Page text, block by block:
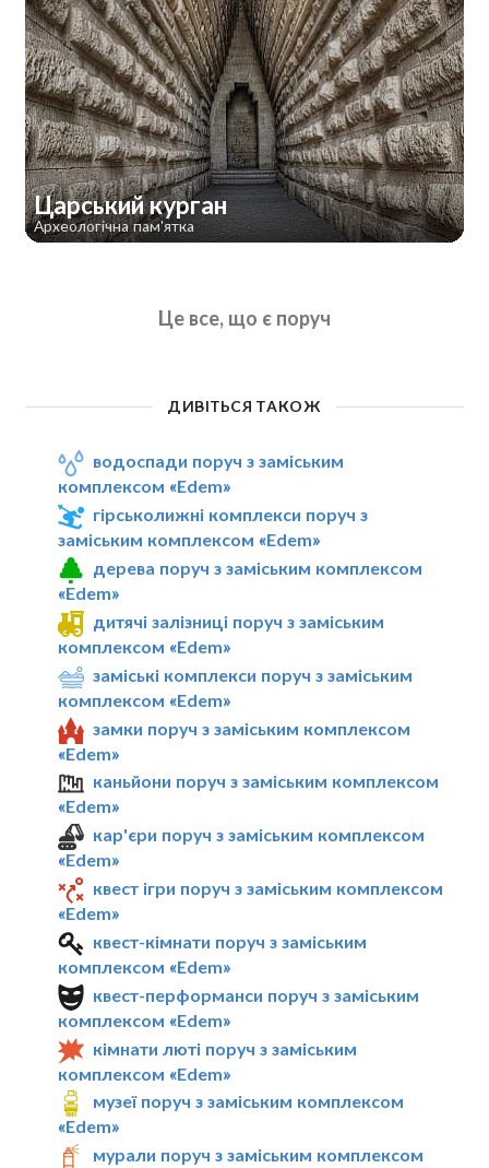
Царський курган
Археологічна пам'ятка
Це все, що є поруч
ДИВІТЬСЯ ТАКОЖ
водоспади поруч з заміським
комплексом «Edem»
гірськолижні комплекси поруч з
заміським комплексом «Edem»
дерева поруч з заміським комплексом
«Edem»
дитячі залізниці поруч з заміським
комплексом «Edem»
заміські комплекси поруч з заміським
комплексом «Edem»
замки поруч з заміським комплексом
«Edem»
каньйони поруч з заміським комплексом
«Edem»
кар'єри поруч з заміським комплексом
«Edem»
квест ігри поруч з заміським комплексом
«Edem»
квест-кімнати поруч з заміським
комплексом «Edem»
квест-перформанси поруч з заміським
комплексом «Edem»
кімнати люті поруч з заміським
комплексом «Edem»
музеї поруч з заміським комплексом
«Edem»
мурали поруч з заміським комплексом